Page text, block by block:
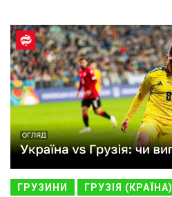
ГРУЗИНИ ГРУЗІЯ (КРАЇНА)